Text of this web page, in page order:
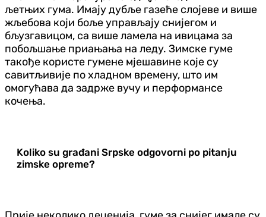
љетњих гума. Имају дубље газеће слојеве и више
жљебова који боље управљају снијегом и
бљузгавицом, са више ламела на ивицама за
побољшање приањања на леду. Зимске гуме
такође користе гумене мјешавине које су
савитљивије по хладном времену, што им
омогућава да задрже вучу и перформансе
кочења.
Koliko su građani Srpske odgovorni po pitanju
zimske opreme?